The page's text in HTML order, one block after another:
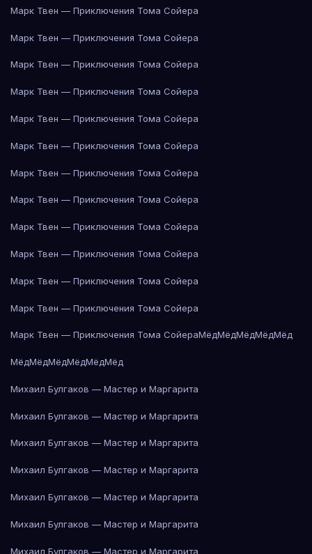
Марк Твен — Приключения Тома Сойера
Марк Твен — Приключения Тома Сойера
Марк Твен — Приключения Тома Сойера
Марк Твен — Приключения Тома Сойера
Марк Твен — Приключения Тома Сойера
Марк Твен — Приключения Тома Сойера
Марк Твен — Приключения Тома Сойера
Марк Твен — Приключения Тома Сойера
Марк Твен — Приключения Тома Сойера
Марк Твен — Приключения Тома Сойера
Марк Твен — Приключения Тома Сойера
Марк Твен — Приключения Тома Сойера
Марк Твен — Приключения Тома СойераМёдМёдМёдМёдМёд
МёдМёдМёдМёдМёдМёд
Михаил Булгаков — Мастер и Маргарита
Михаил Булгаков — Мастер и Маргарита
Михаил Булгаков — Мастер и Маргарита
Михаил Булгаков — Мастер и Маргарита
Михаил Булгаков — Мастер и Маргарита
Михаил Булгаков — Мастер и Маргарита
Михаил Булгаков — Мастер и Маргарита